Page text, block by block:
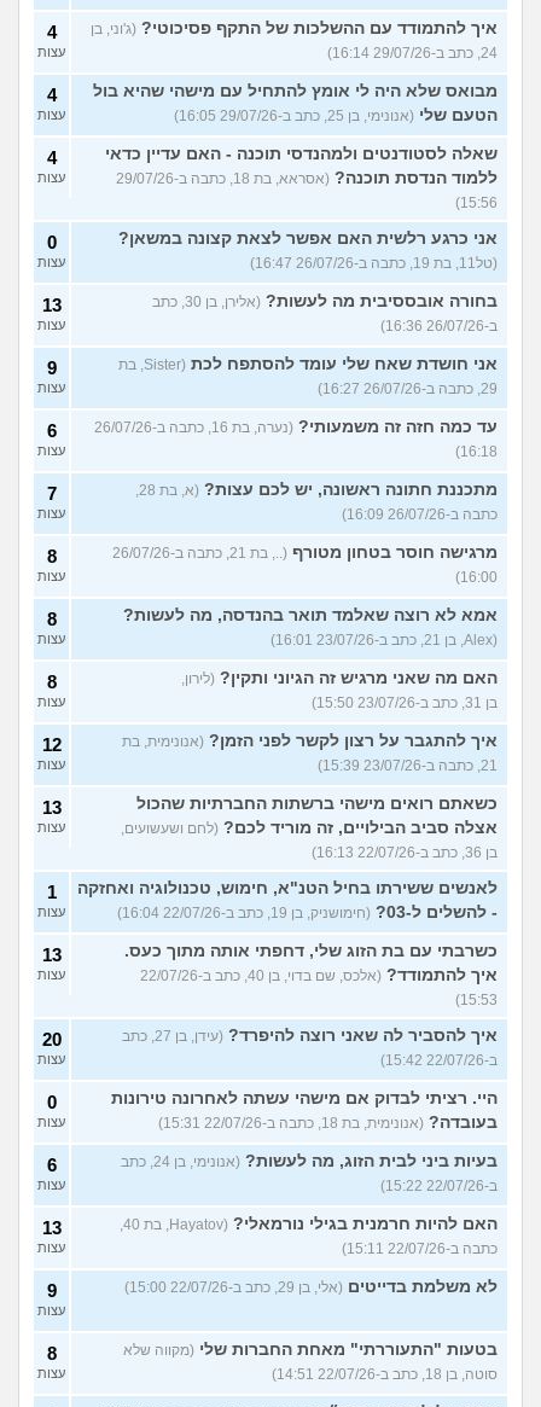
איך להתמודד עם ההשלכות של התקף פסיכוטי? (ג'וני, בן
24, כתב ב-29/07/26 16:14)
4
עצות
מבואס שלא היה לי אומץ להתחיל עם מישהי שהיא בול
הטעם שלי (אנונימי, בן 25, כתב ב-29/07/26 16:05)
4
עצות
שאלה לסטודנטים ולמהנדסי תוכנה - האם עדיין כדאי
ללמוד הנדסת תוכנה?
(אסראא, בת 18, כתבה ב-29/07/26
15:56)
4
עצות
אני כרגע רלשית האם אפשר לצאת קצונה במשאן?
(טל11, בת 19, כתבה ב-26/07/26 16:47)
0
עצות
בחורה אובססיבית מה לעשות?
(אלירן, בן 30, כתב
ב-26/07/26 16:36)
13
עצות
אני חושדת שאח שלי עומד להסתפח לכת
(Sister, בת
29, כתבה ב-26/07/26 16:27)
9
עצות
עד כמה חזה זה משמעותי?
(נערה, בת 16, כתבה ב-26/07/26
16:18)
6
עצות
מתכננת חתונה ראשונה, יש לכם עצות?
(א, בת 28,
כתבה ב-26/07/26 16:09)
7
עצות
מרגישה חוסר בטחון מטורף
(.., בת 21, כתבה ב-26/07/26
16:00)
8
עצות
אמא לא רוצה שאלמד תואר בהנדסה, מה לעשות?
(Alex, בן 21, כתב ב-23/07/26 16:01)
8
עצות
האם מה שאני מרגיש זה הגיוני ותקין? (לירון,
בן 31, כתב ב-23/07/26 15:50)
8
עצות
איך להתגבר על רצון לקשר לפני הזמן? (אנונימית, בת
21, כתבה ב-23/07/26 15:39)
12
עצות
כשאתם רואים מישהי ברשתות החברתיות שהכול
אצלה סביב הבילויים, זה מוריד לכם? (לחם ושעשועים,
בן 36, כתב ב-22/07/26 16:13)
13
עצות
לאנשים ששירתו בחיל הטנ"א, חימוש, טכנולוגיה ואחזקה
- להשלים ל-03?
(חימושניק, בן 19, כתב ב-22/07/26 16:04)
1
עצות
כשרבתי עם בת הזוג שלי, דחפתי אותה מתוך כעס.
איך להתמודד?
(אלכס, שם בדוי, בן 40, כתב ב-22/07/26
15:53)
13
עצות
איך להסביר לה שאני רוצה להיפרד?
(עידן, בן 27, כתב
ב-22/07/26 15:42)
20
עצות
היי. רציתי לבדוק אם מישהי עשתה לאחרונה טירונות
בעובדה? (אנונימית, בת 18, כתבה ב-22/07/26 15:31)
0
עצות
בעיות ביני לבית הזוג, מה לעשות?
(אנונימי, בן 24, כתב
ב-22/07/26 15:22)
6
עצות
האם להיות חרמנית בגילי נורמאלי?
(Hayatov, בת 40,
כתבה ב-22/07/26 15:11)
13
עצות
לא משלמת בדייטים (אלי, בן 29, כתב ב-22/07/26 15:00) 9
עצות
בטעות "התעוררתי" מאחת החברות שלי (מקווה שלא
סוטה, בן 18, כתב ב-22/07/26 14:51)
8
עצות